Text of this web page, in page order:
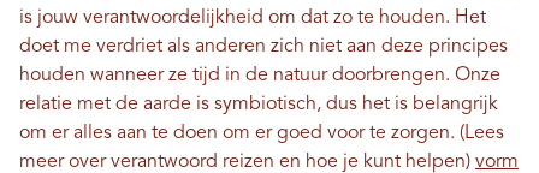
is jouw verantwoordelijkheid om dat zo te houden. Het
doet me verdriet als anderen zich niet aan deze principes
houden wanneer ze tijd in de natuur doorbrengen. Onze
relatie met de aarde is symbiotisch, dus het is belangrijk
om er alles aan te doen om er goed voor te zorgen. (Lees
meer over verantwoord reizen en hoe je kunt helpen) vorm